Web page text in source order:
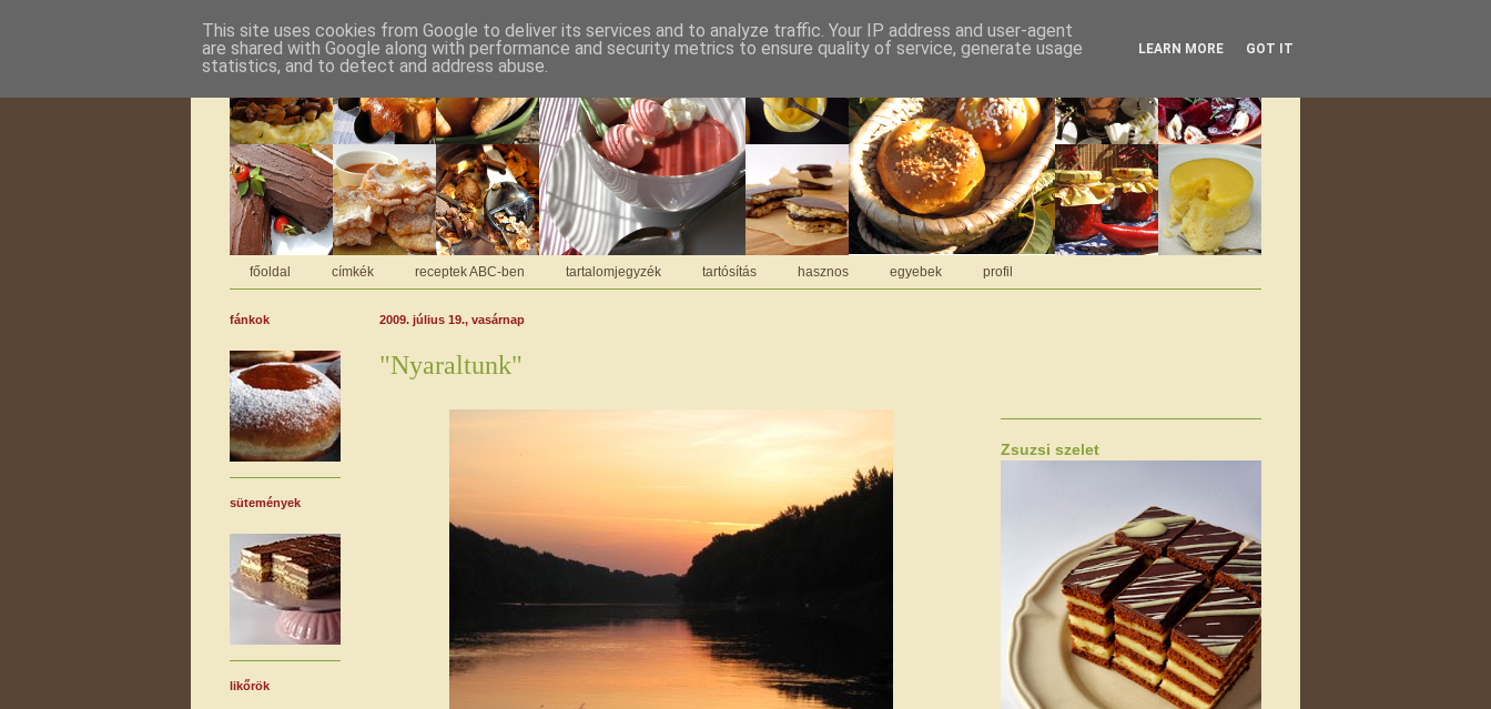
főoldal címkék receptek ABC-ben tartalomjegyzék tartósítás hasznos egyebek profil
2009. július 19., vasárnap
"Nyaraltunk"
fánkok
sütemények
likőrök
Zsuzsi szelet
This site uses cookies from Google to deliver its services and to analyze traffic. Your IP address and user-agent
are shared with Google along with performance and security metrics to ensure quality of service, generate usage
statistics, and to detect and address abuse.
LEARN MORE GOT IT